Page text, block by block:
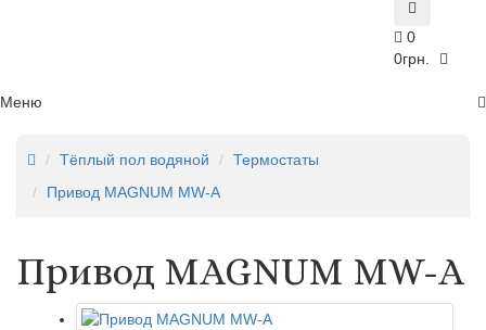
0
0грн.
Меню
Тёплый пол водяной
Термостаты
Привод MAGNUM МW-А
Привод MAGNUM МW-А